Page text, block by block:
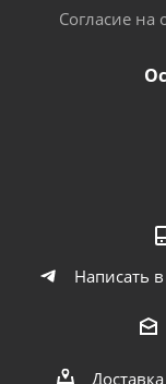
Согласие на
Написать